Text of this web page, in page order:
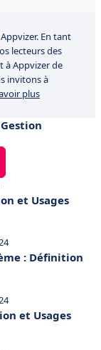
En tant
lecteurs des
à Appvizer de
invitons à
plus
et Usages
: Définition
et Usages